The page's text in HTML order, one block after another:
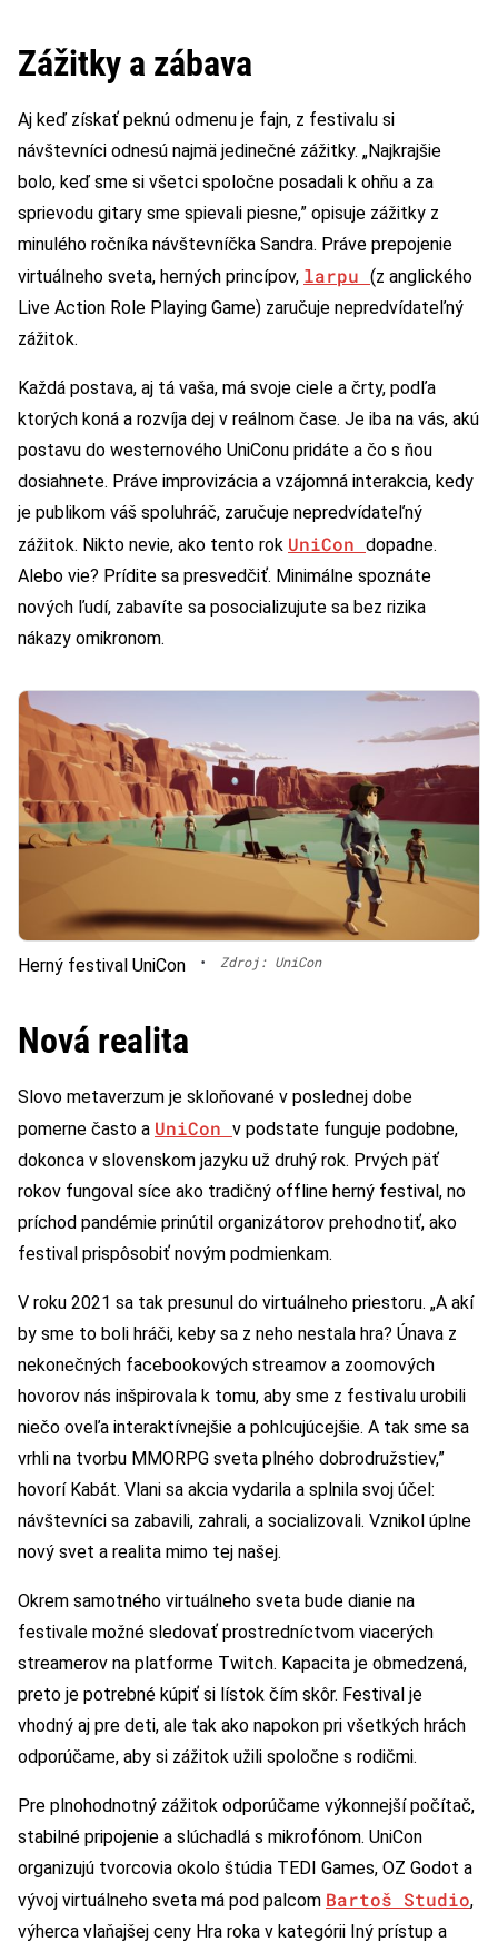
Zážitky a zábava
Aj keď získať peknú odmenu je fajn, z festivalu si
návštevníci odnesú najmä jedinečné zážitky. „Najkrajšie
bolo, keď sme si všetci spoločne posadali k ohňu a za
sprievodu gitary sme spievali piesne,” opisuje zážitky z
minulého ročníka návštevníčka Sandra. Práve prepojenie
virtuálneho sveta, herných princípov, larpu (z anglického
Live Action Role Playing Game) zaručuje nepredvídateľný
zážitok.
Každá postava, aj tá vaša, má svoje ciele a črty, podľa
ktorých koná a rozvíja dej v reálnom čase. Je iba na vás, akú
postavu do westernového UniConu pridáte a čo s ňou
dosiahnete. Práve improvizácia a vzájomná interakcia, kedy
je publikom váš spoluhráč, zaručuje nepredvídateľný
zážitok. Nikto nevie, ako tento rok UniCon dopadne.
Alebo vie? Prídite sa presvedčiť. Minimálne spoznáte
nových ľudí, zabavíte sa posocializujute sa bez rizika
nákazy omikronom.
Herný festival UniCon • Zdroj: UniCon
Nová realita
Slovo metaverzum je skloňované v poslednej dobe
pomerne často a UniCon v podstate funguje podobne,
dokonca v slovenskom jazyku už druhý rok. Prvých päť
rokov fungoval síce ako tradičný offline herný festival, no
príchod pandémie prinútil organizátorov prehodnotiť, ako
festival prispôsobiť novým podmienkam.
V roku 2021 sa tak presunul do virtuálneho priestoru. „A akí
by sme to boli hráči, keby sa z neho nestala hra? Únava z
nekonečných facebookových streamov a zoomových
hovorov nás inšpirovala k tomu, aby sme z festivalu urobili
niečo oveľa interaktívnejšie a pohlcujúcejšie. A tak sme sa
vrhli na tvorbu MMORPG sveta plného dobrodružstiev,”
hovorí Kabát. Vlani sa akcia vydarila a splnila svoj účel:
návštevníci sa zabavili, zahrali, a socializovali. Vznikol úplne
nový svet a realita mimo tej našej.
Okrem samotného virtuálneho sveta bude dianie na
festivale možné sledovať prostredníctvom viacerých
streamerov na platforme Twitch. Kapacita je obmedzená,
preto je potrebné kúpiť si lístok čím skôr. Festival je
vhodný aj pre deti, ale tak ako napokon pri všetkých hrách
odporúčame, aby si zážitok užili spoločne s rodičmi.
Pre plnohodnotný zážitok odporúčame výkonnejší počítač,
stabilné pripojenie a slúchadlá s mikrofónom. UniCon
organizujú tvorcovia okolo štúdia TEDI Games, OZ Godot a
vývoj virtuálneho sveta má pod palcom Bartoš Studio,
výherca vlaňajšej ceny Hra roka v kategórii Iný prístup a